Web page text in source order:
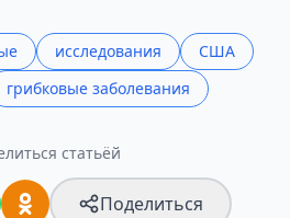
исследования
США
грибковые заболевания
статьёй
Поделиться